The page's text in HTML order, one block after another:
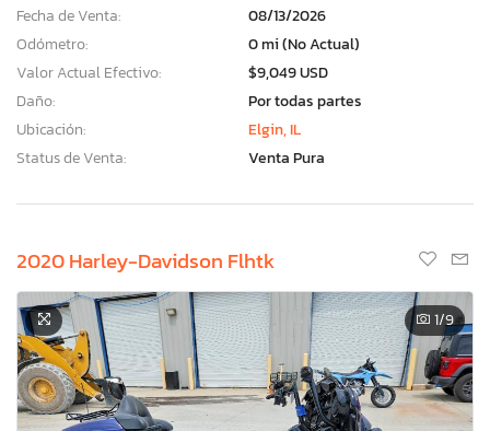
Fecha de Venta:
08/13/2026
Odómetro:
0 mi (No Actual)
Valor Actual Efectivo:
$9,049 USD
Daño:
Por todas partes
Ubicación:
Elgin, IL
Status de Venta:
Venta Pura
2020 Harley-Davidson Flhtk
1/9